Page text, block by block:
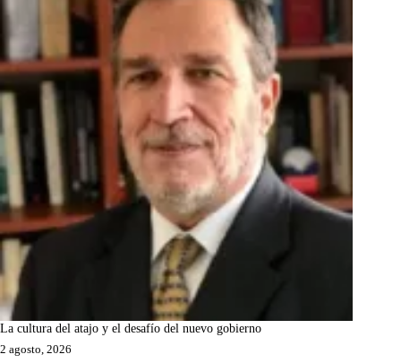
La cultura del atajo y el desafío del nuevo gobierno
2 agosto, 2026